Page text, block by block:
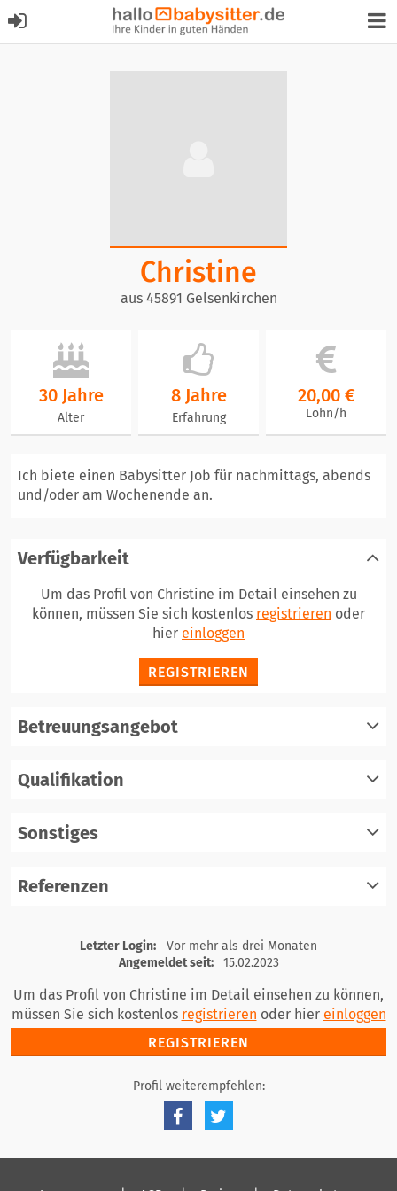
Christine
aus 45891 Gelsenkirchen
30 Jahre
Alter
8 Jahre
Erfahrung
20,00 €
Lohn/h
Ich biete einen Babysitter Job für nachmittags, abends
und/oder am Wochenende an.
Verfügbarkeit
Um das Profil von Christine im Detail einsehen zu
können, müssen Sie sich kostenlos registrieren oder
hier einloggen
REGISTRIEREN
Betreuungsangebot
Qualifikation
Sonstiges
Referenzen
registrieren
einloggen
Letzter Login:
Vor mehr als drei Monaten
Angemeldet seit:
15.02.2023
Um das Profil von Christine im Detail einsehen zu können,
müssen Sie sich kostenlos registrieren oder hier einloggen
REGISTRIEREN
Profil weiterempfehlen: